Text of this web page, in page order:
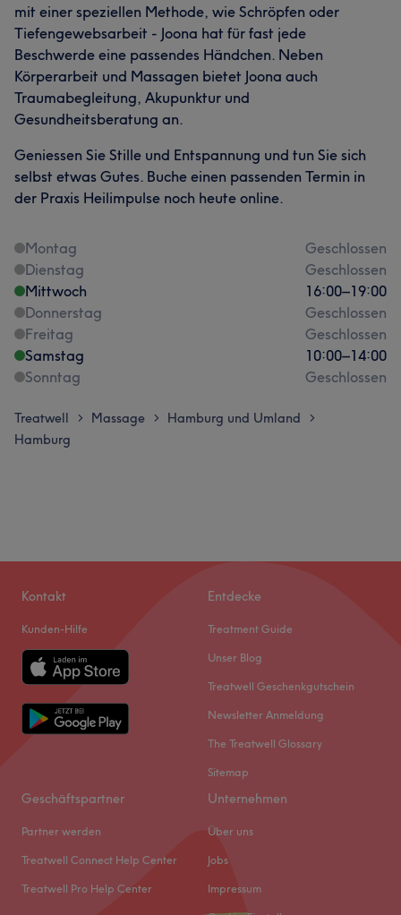
mit einer speziellen Methode, wie Schröpfen oder
Tiefengewebsarbeit - Joona hat für fast jede
Beschwerde eine passendes Händchen. Neben
Körperarbeit und Massagen bietet Joona auch
Traumabegleitung, Akupunktur und
Gesundheitsberatung an.
Geniessen Sie Stille und Entspannung und tun Sie sich
selbst etwas Gutes. Buche einen passenden Termin in
der Praxis Heilimpulse noch heute online.
Montag
Geschlossen
Dienstag
Geschlossen
Mittwoch
16:00–19:00
Donnerstag
Geschlossen
Freitag
Geschlossen
Samstag
10:00–14:00
Sonntag
Geschlossen
Treatwell > Massage > Hamburg und Umland >
Hamburg
Kontakt
Kunden-Hilfe
Entdecke
Treatment Guide
Unser Blog
Treatwell Geschenkgutschein
Newsletter Anmeldung
The Treatwell Glossary
Sitemap
Geschäftspartner
Partner werden
Treatwell Connect Help Center
Treatwell Pro Help Center
Unternehmen
Über uns
Jobs
Impressum